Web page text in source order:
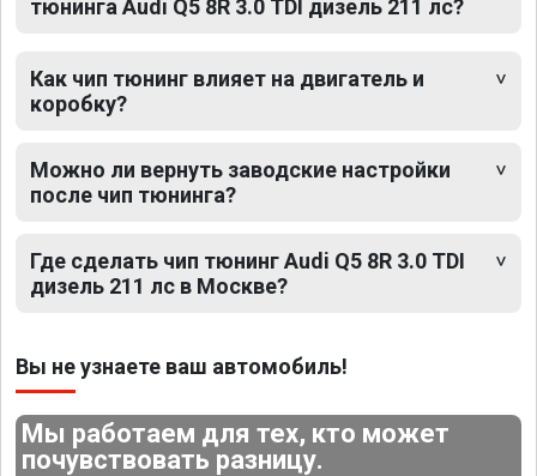
тюнинга Audi Q5 8R 3.0 TDI дизель 211 лс?
Как чип тюнинг влияет на двигатель и
коробку?
Можно ли вернуть заводские настройки
после чип тюнинга?
Где сделать чип тюнинг Audi Q5 8R 3.0 TDI
дизель 211 лс в Москве?
Вы не узнаете ваш автомобиль!
Мы работаем для тех, кто может
почувствовать разницу.